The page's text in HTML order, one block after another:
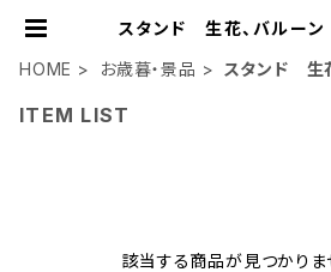
スタンド 生花、バルー
HOME
お歳暮・景品 スタンド 生
ITEM LIST
該当する商品が見つかりま